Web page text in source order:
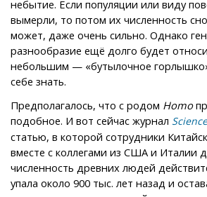
небытие. Если популяции или виду
вымерли, то потом их численность
может, даже очень сильно. Однако
разнообразие ещё долго будет
небольшим — «бутылочное
себе знать.
Предполагалось, что с родом Homo
подобное. И вот сейчас журнал Science
статью, в которой сотрудники
вместе с коллегами из США и Италии
численность древних людей
упала около 900 тыс. лет назад и